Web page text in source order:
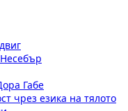
Габе
чрез езика на тялото